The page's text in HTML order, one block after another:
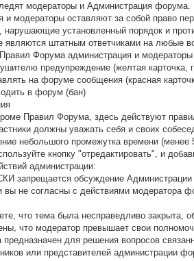
модераторы и Администрация форума.
и модераторы оставляют за собой право
нарушающие установленный порядок и
являются штатным ответчиками на любые
Форума администрация и
предупреждение (желтая карточка,
на форуме сообщения (красная
в форум (бан)
Правил Форума, здесь действуют
должны уважать себя и своих
небольшого промежутка времени (менее
кнопку "отредактировать", и
администрации:
запрещается обсуждение
вы не согласны с действиями модератора
что тема была несправедливо закрыта,
что модератор превышает свои
предназначен для решения вопросов
или представителей администрации